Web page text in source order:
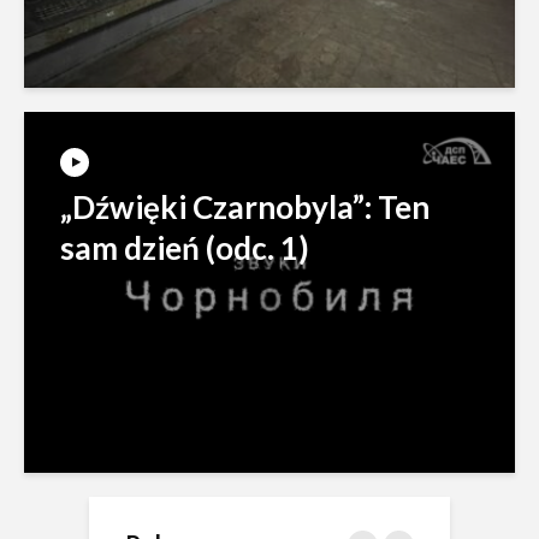
„Dźwięki Czarnobyla”: Ten
sam dzień (odc. 1)